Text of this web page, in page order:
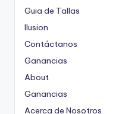
Guia de Tallas
Ilusion
Contáctanos
Ganancias
About
Ganancias
Acerca de Nosotros